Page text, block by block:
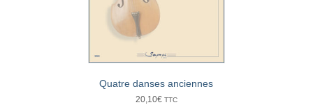
Quatre danses anciennes
20,10€ TTC